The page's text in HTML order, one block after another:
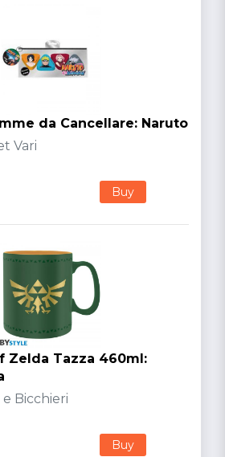
da Cancellare: Naruto
Vari
Buy
Zelda Tazza 460ml:
Bicchieri
Buy